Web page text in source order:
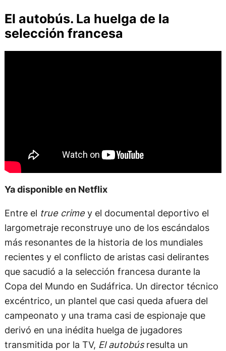
El autobús. La huelga de la
selección francesa
Ya disponible en Netflix
Entre el true crimey el documental deportivo el
largometraje reconstruye uno de los escándalos
más resonantes de la historia de los mundiales
recientes y el conflicto de aristas casi delirantes
que sacudió a la selección francesa durante la
Copa del Mundo en Sudáfrica. Un director técnico
excéntrico, un plantel que casi queda afuera del
campeonato y una trama casi de espionaje que
derivó en una inédita huelga de jugadores
transmitida por la TV, El autobúsresulta un